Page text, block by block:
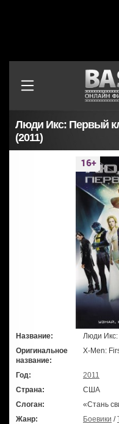
Люди Икс: Первый
(2011)
Название:
Люди Икс:
Оригинальное
название:
X-Men:
Год:
2011
Страна:
США
Слоган:
«Стань
Жанр:
Боевики /